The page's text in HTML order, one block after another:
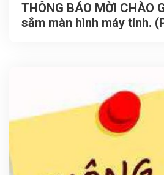
THÔNG BÁO MỜI CHÀO
sắm màn hình máy tính.